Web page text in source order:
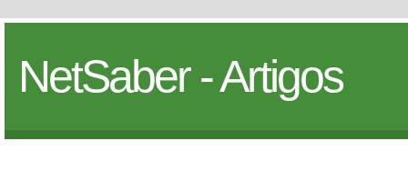
NetSaber - Artigos